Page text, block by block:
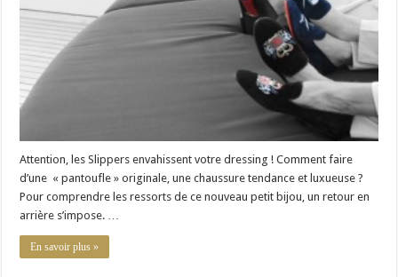
Attention, les Slippers envahissent votre dressing ! Comment faire
d’une « pantoufle » originale, une chaussure tendance et luxueuse ?
Pour comprendre les ressorts de ce nouveau petit bijou, un retour en
arrière s’impose. …
En savoir plus »